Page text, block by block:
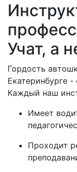
Учат, а
Гордость
Екатеринбурге -
Каждый наш
Имеет
Проходит